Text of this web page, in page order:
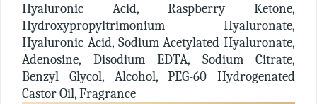
Hyaluronic Acid, Raspberry Ketone,
Hydroxypropyltrimonium Hyaluronate,
Hyaluronic Acid, Sodium Acetylated Hyaluronate,
Adenosine, Disodium EDTA, Sodium Citrate,
Benzyl Glycol, Alcohol, PEG-60 Hydrogenated
Castor Oil, Fragrance